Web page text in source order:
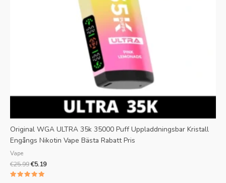
Original WGA ULTRA 35k 35000 Puff Uppladdningsbar Kristall
Engångs Nikotin Vape Bästa Rabatt Pris
Vape
€25.99€5.19